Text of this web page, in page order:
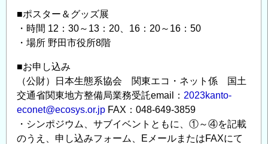
■ポスター＆グッズ展
・時間 12：30～13：20、16：20～16：50
・場所 野田市役所8階
■お申し込み
（公財）日本生態系協会 関東エコ・ネット係 国土
交通省関東地方整備局業務受託email： 2023kanto-
econet@ecosys.or.jp FAX：048-649-3859
・シンポジウム、サブイベントともに、①～④を記載
のうえ、申し込みフォーム、EメールまたはFAXにて